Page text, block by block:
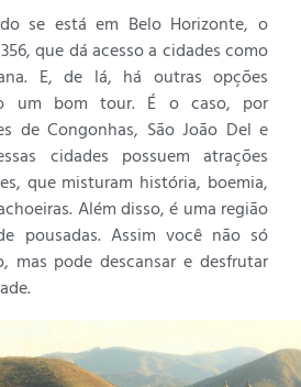
se está em Belo Horizonte, o
que dá acesso a cidades como
E, de lá, há outras opções
um bom tour. É o caso, por
de Congonhas, São João Del e
cidades possuem atrações
que misturam história, boemia,
Além disso, é uma região
pousadas. Assim você não só
mas pode descansar e desfrutar